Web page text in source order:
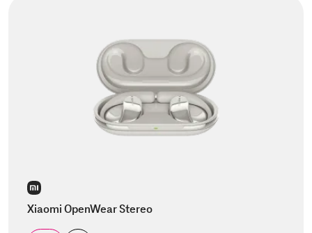
Xiaomi OpenWear Stereo